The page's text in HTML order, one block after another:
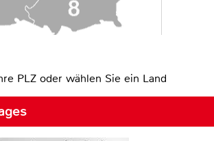
PLZ oder wählen Sie ein Land